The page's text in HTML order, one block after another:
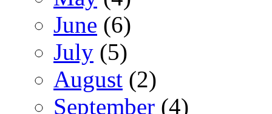
June (6)
July (5)
August (2)
September (4)